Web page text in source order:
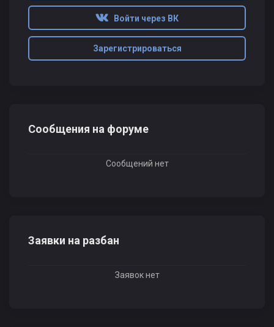
Войти через ВК
Зарегистрироваться
Сообщения на форуме
Сообщений нет
Заявки на разбан
Заявок нет